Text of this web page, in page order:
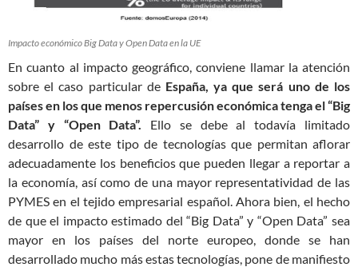
Impacto económico Big Data y Open Data en la UE
En cuanto al impacto geográfico, conviene llamar la atención
sobre el caso particular de España, ya que será uno de los
países en los que menos repercusión económica tenga el “Big
Data” y “Open Data”.
Ello se debe al todavía limitado
desarrollo de este tipo de tecnologías que permitan aflorar
adecuadamente los beneficios que pueden llegar a reportar a
la economía, así como de una mayor representatividad de las
PYMES en el tejido empresarial español. Ahora bien, el hecho
de que el impacto estimado del “Big Data” y “Open Data” sea
mayor en los países del norte europeo, donde se han
desarrollado mucho más estas tecnologías, pone de manifiesto